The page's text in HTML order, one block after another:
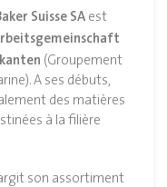
Suisse SA est
(Groupement
A ses débuts,
des matières
à la filière
son assortiment